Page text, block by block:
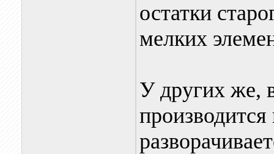
остатки
мелких
У других же,